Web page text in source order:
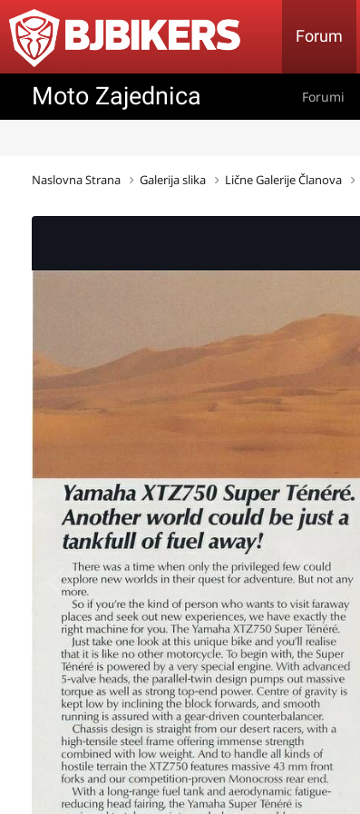
Forum
Moto Zajednica Forumi
Naslovna Strana Galerija slika Lične Galerije Članova